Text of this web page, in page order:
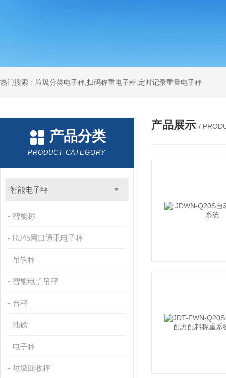
热门搜索：垃圾分类电子秤,扫码称重电子秤,定时记录重量电子秤
产品分类
PRODUCT CATEGORY
智能电子秤
智能称
RJ45网口通讯电子秤
吊钩秤
智能电子吊秤
台秤
地磅
电子秤
垃圾回收秤
产品展示 /